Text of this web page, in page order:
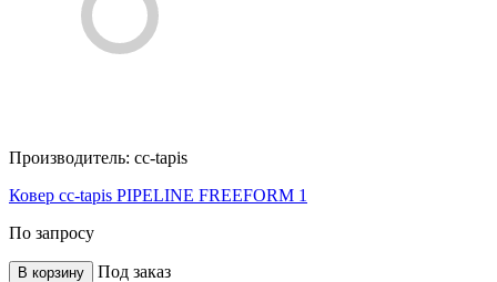
Производитель: cc-tapis
Ковер cc-tapis PIPELINE FREEFORM 1
По запросу
В корзину Под заказ